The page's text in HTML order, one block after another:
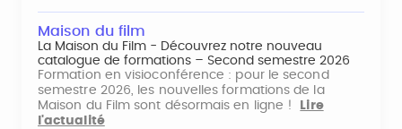
Maison du film
La Maison du Film - Découvrez notre nouveau
catalogue de formations – Second semestre 2026
Formation en visioconférence : pour le second
semestre 2026, les nouvelles formations de la
Maison du Film sont désormais en ligne !
Lire
l'actualité